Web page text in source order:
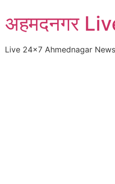
to
content
अहमदनगर
Live 24×7 Ahmednagar News